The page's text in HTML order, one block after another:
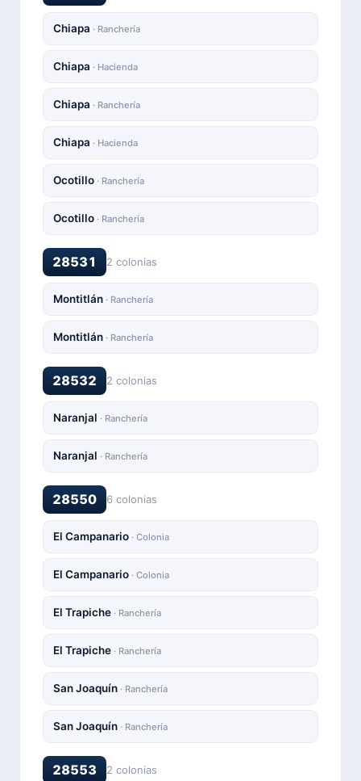
Chiapa · Ranchería
Chiapa · Hacienda
Chiapa · Ranchería
Chiapa · Hacienda
Ocotillo · Ranchería
Ocotillo · Ranchería
28531 2 colonias
Montitlán · Ranchería
Montitlán · Ranchería
28532 2 colonias
Naranjal · Ranchería
Naranjal · Ranchería
28550 6 colonias
El Campanario · Colonia
El Campanario · Colonia
El Trapiche · Ranchería
El Trapiche · Ranchería
San Joaquín · Ranchería
San Joaquín · Ranchería
28553 2 colonias